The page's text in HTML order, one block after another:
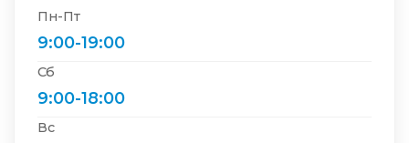
Пн-Пт
9:00-19:00
Сб
9:00-18:00
Вс